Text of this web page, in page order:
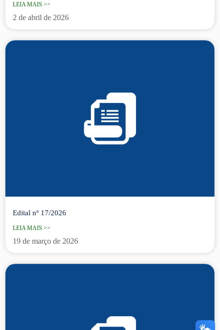
LEIA MAIS >>
2 de abril de 2026
Edital nº 17/2026
LEIA MAIS >>
19 de março de 2026